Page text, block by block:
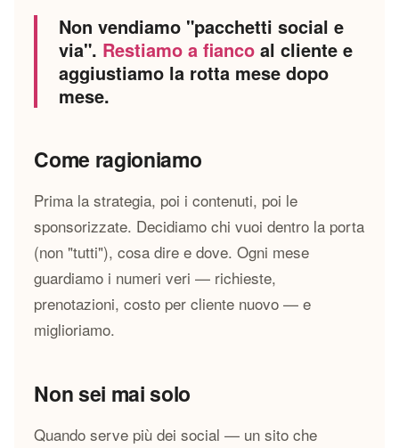
Non vendiamo "pacchetti social e
via". Restiamo a fianco al cliente e
aggiustiamo la rotta mese dopo
mese.
Come ragioniamo
Prima la strategia, poi i contenuti, poi le
sponsorizzate. Decidiamo chi vuoi dentro la porta
(non "tutti"), cosa dire e dove. Ogni mese
guardiamo i numeri veri — richieste,
prenotazioni, costo per cliente nuovo — e
miglioriamo.
Non sei mai solo
Quando serve più dei social — un sito che